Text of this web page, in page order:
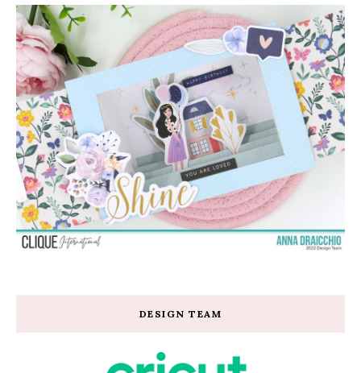
DESIGN TEAM